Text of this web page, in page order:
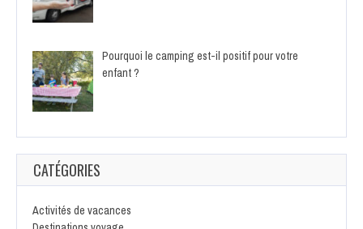
Pourquoi le camping est-il positif pour votre
enfant ?
CATÉGORIES
Activités de vacances